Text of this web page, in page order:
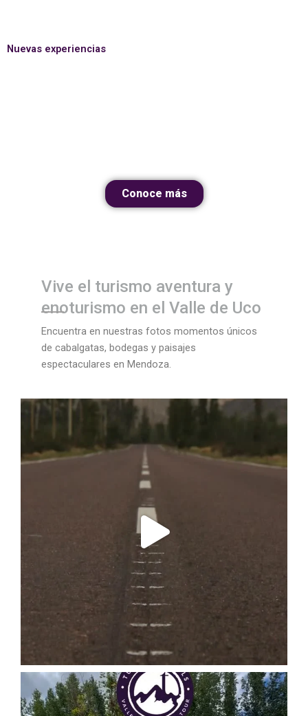
Nuevas experiencias
Conoce más
Vive el turismo aventura y
enoturismo en el Valle de Uco
Encuentra en nuestras fotos momentos únicos
de cabalgatas, bodegas y paisajes
espectaculares en Mendoza.